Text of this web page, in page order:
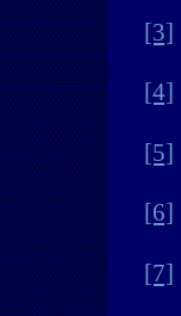
[3]
[4]
[5]
[6]
[7]